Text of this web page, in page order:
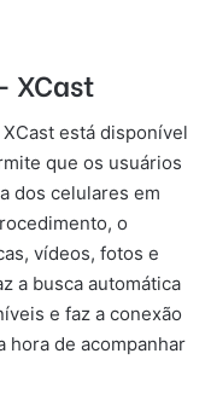
XCast
está disponível
que os usuários
dos celulares em
o
vídeos, fotos e
a busca automática
e faz a conexão
hora de acompanhar